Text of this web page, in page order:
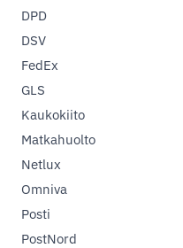
DPD
DSV
FedEx
GLS
Kaukokiito
Matkahuolto
Netlux
Omniva
Posti
PostNord